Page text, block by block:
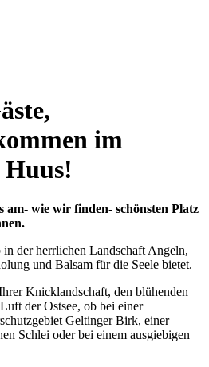
im
Huus!
am- wie wir finden- schönsten Platz
der herrlichen Landschaft Angeln,
und Balsam für die Seele bietet.
Knicklandschaft, den blühenden
der Ostsee, ob bei einer
Geltinger Birk, einer
Schlei oder bei einem ausgiebigen